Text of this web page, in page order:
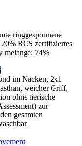
ringgesponnene
RCS zertifiziertes
melange: 74%
im Nacken, 2x1
weicher Griff,
ohne tierische
zur
gesamten